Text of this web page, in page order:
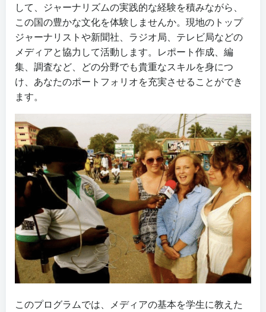
して、ジャーナリズムの実践的な経験を積みながら、
この国の豊かな文化を体験しませんか。現地のトップ
ジャーナリストや新聞社、ラジオ局、テレビ局などの
メディアと協力して活動します。レポート作成、編
集、調査など、どの分野でも貴重なスキルを身につ
け、あなたのポートフォリオを充実させることができ
ます。
このプログラムでは、メディアの基本を学生に教えた